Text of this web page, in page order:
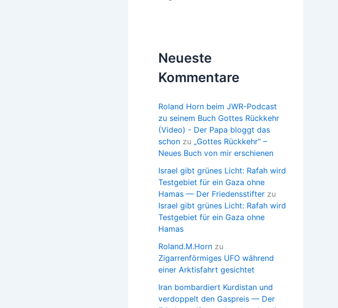
Neueste
Kommentare
Roland Horn beim JWR-Podcast
zu seinem Buch Gottes Rückkehr
(Video) - Der Papa bloggt das
schon zu „Gottes Rückkehr“ –
Neues Buch von mir erschienen
Israel gibt grünes Licht: Rafah wird
Testgebiet für ein Gaza ohne
Hamas — Der Friedensstifter zu
Israel gibt grünes Licht: Rafah wird
Testgebiet für ein Gaza ohne
Hamas
Roland.M.Horn zu
Zigarrenförmiges UFO während
einer Arktisfahrt gesichtet
Iran bombardiert Kurdistan und
verdoppelt den Gaspreis — Der